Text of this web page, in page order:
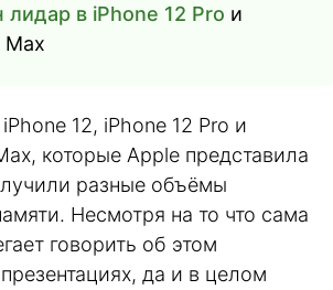
в iPhone 12 Pro и
Max
12, iPhone 12 Pro и
которые Apple представила
разные объёмы
Несмотря на то что сама
говорить об этом
да и в целом